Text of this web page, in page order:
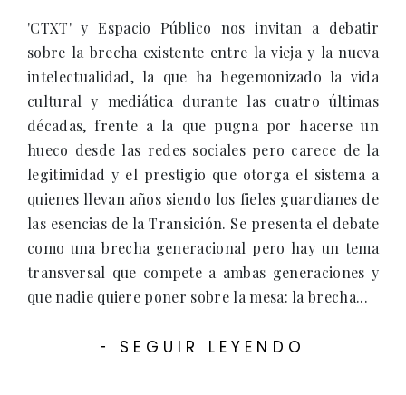
'CTXT' y Espacio Público nos invitan a debatir
sobre la brecha existente entre la vieja y la nueva
intelectualidad, la que ha hegemonizado la vida
cultural y mediática durante las cuatro últimas
décadas, frente a la que pugna por hacerse un
hueco desde las redes sociales pero carece de la
legitimidad y el prestigio que otorga el sistema a
quienes llevan años siendo los fieles guardianes de
las esencias de la Transición. Se presenta el debate
como una brecha generacional pero hay un tema
transversal que compete a ambas generaciones y
que nadie quiere poner sobre la mesa: la brecha...
- SEGUIR LEYENDO